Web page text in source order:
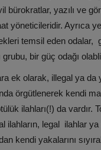
bürokratlar, yazılı ve
yöneticileridir. Ayrıca
temsil eden odalar,
grubu, bir güç odağı
ek olarak, illegal ya da
örgütlenerek kendi
ilahları(!) da vardır.
ilahların, legal ilahlar
kendi yakalarını